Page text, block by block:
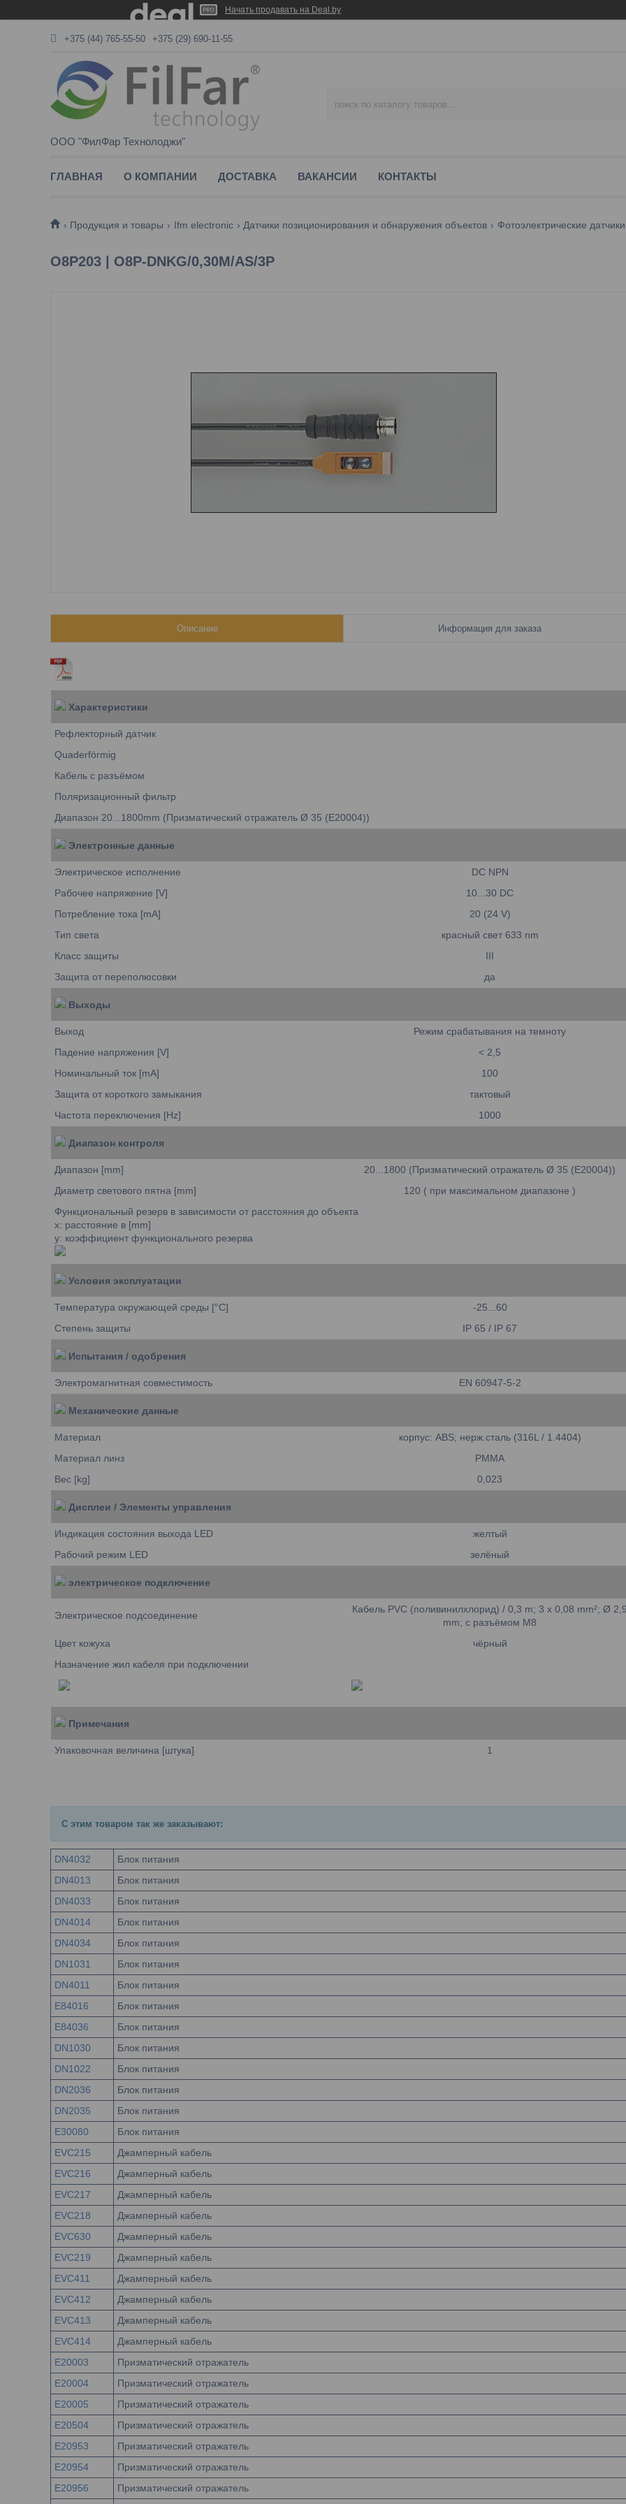
Начать продавать на Deal.by
+375 (44) 765-55-50 +375 (29) 690-11-55
ООО "ФилФар Технолоджи"
ГЛАВНАЯ О КОМПАНИИ ДОСТАВКА ВАКАНСИИ КОНТАКТЫ
Продукция и товары Ifm electronic Датчики позиционирования и обнаружения объектов Фотоэлектрические
O8P203 | O8P-DNKG/0,30M/AS/3P
Описание Информация для заказа
Характеристики
Рефлекторный датчик
Quaderförmig
Кабель с разъёмом
Поляризационный фильтр
Диапазон 20...1800mm (Призматический отражатель Ø 35 (E20004))
Электронные данные
Электрическое исполнение
DC NPN
Рабочее напряжение [V]
10...30 DC
Потребление тока [mA]
20 (24 V)
Тип света
красный свет 633 nm
Класс защиты
III
Защита от переполюсовки
да
Выходы
Выход
Режим срабатывания на темноту
Падение напряжения [V]
< 2,5
Номинальный ток [mA]
100
Защита от короткого замыкания
тактовый
Частота переключения [Hz]
1000
Диапазон контроля
Диапазон [mm]
20...1800 (Призматический отражатель Ø 35 (E20004))
Диаметр светового пятна [mm]
120 ( при максимальном диапазоне )
Функциональный резерв в зависимости от расстояния до объекта
x: расстояние в [mm]
y: коэффициент функционального резерва
Условия эксплуатации
Температура окружающей среды [°C]
-25...60
Степень защиты
IP 65 / IP 67
Испытания / одобрения
Электромагнитная совместимость EN 60947-5-2
Механические данные
Материал
корпус: ABS; нерж.сталь (316L / 1.4404)
Материал линз
PMMA
Вес [kg]
0,023
Дисплеи / Элементы управления
Индикация состояния выхода LED
желтый
Рабочий режим LED
зелёный
электрическое подключение
Электрическое подсоединение
Кабель PVC (поливинилхлорид) / 0,3 m; 3 x 0,08 mm²; Ø
mm; с разъёмом M8
Цвет кожуха
чёрный
Назначение жил кабеля при подключении
Примечания
Упаковочная величина [штука] 1
С этим товаром так же заказывают:
DN4032
Блок питания
DN4013
Блок питания
DN4033
Блок питания
DN4014
Блок питания
DN4034
Блок питания
DN1031
Блок питания
DN4011
Блок питания
E84016
Блок питания
E84036
Блок питания
DN1030
Блок питания
DN1022
Блок питания
DN2036
Блок питания
DN2035
Блок питания
E30080
Блок питания
EVC215
Джамперный кабель
EVC216
Джамперный кабель
EVC217
Джамперный кабель
EVC218
Джамперный кабель
EVC630
Джамперный кабель
EVC219
Джамперный кабель
EVC411
Джамперный кабель
EVC412
Джамперный кабель
EVC413
Джамперный кабель
EVC414
Джамперный кабель
E20003
Призматический отражатель
E20004
Призматический отражатель
E20005
Призматический отражатель
E20504
Призматический отражатель
E20953
Призматический отражатель
E20954
Призматический отражатель
E20956
Призматический отражатель